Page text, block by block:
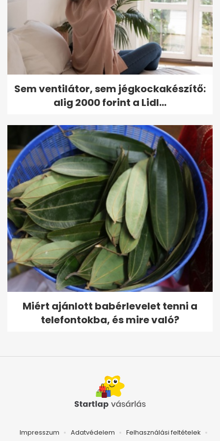
Sem ventilátor, sem jégkockakészítő:
alig 2000 forint a Lidl...
Miért ajánlott babérlevelet tenni a
telefontokba, és mire való?
Impresszum Adatvédelem Felhasználási feltételek